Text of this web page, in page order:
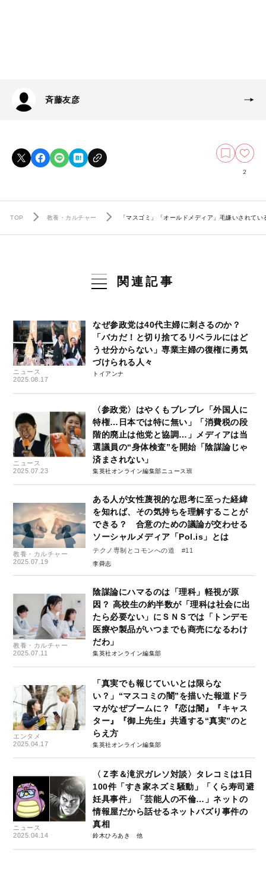
斉藤友彦
2
TOP 教養・カルチャー 「マスゴミ」「オールドメディア」毛嫌いされて
関連記事
ニュース
2025.08.17
なぜ参政党は40代主婦に刺さるのか？
「バカだ！と切り捨てるリベラルにはど
うせ分からない」専業主婦の復権に勇気
づけられる人々
トイアンナ
ニュース
2025.07.23
〈参政党〉はやくもブレブレ「外国人に
特権…日本では特に無い」「消費税の段
階的廃止は他党と協調…」メディアは当
選議員の“身体検査”を開始「陰謀論じゃ
済まされない」
集英社オンライン編集部ニュース班
教養・カルチャー
2025.07.19
ある人が女性蔑視的な思考に至った経緯
を知れば、その気持ちを理解することが
できる？ 合意のための議論が交わせる
ソーシャルメディア「Pol.is」とは
テクノ専制とコモンへの道 #11
李舜志
教養・カルチャー
2025.07.11
陰謀論にハマるのは「理科」軽視が原
因？ 高校生の約半数が「理科は社会に出
たら必要ない」にＳＮＳでは「トンデモ
医療や製品がいつまでも商売になるわけ
だわ」
集英社オンライン編集部
エンタメ
2025.04.17
「真実でも報じていいとは限らな
い？」“マスコミの闇”を描いた報道ドラ
マがなぜブームに？『恋は闇』『キャス
ター』『御上先生』共通する“真実”のと
らえ方
集英社オンライン編集部
ニュース
2025.04.14
〈Ｚ李＆滝沢ガレソ対談〉タレコミは1日
100件「すき家ネズミ騒動」「くら寿司避
妊具事件」「芸能人の不倫…」ネットの
情報屋だから話せるネットバズり事件の
真相
鈴木ひろあき